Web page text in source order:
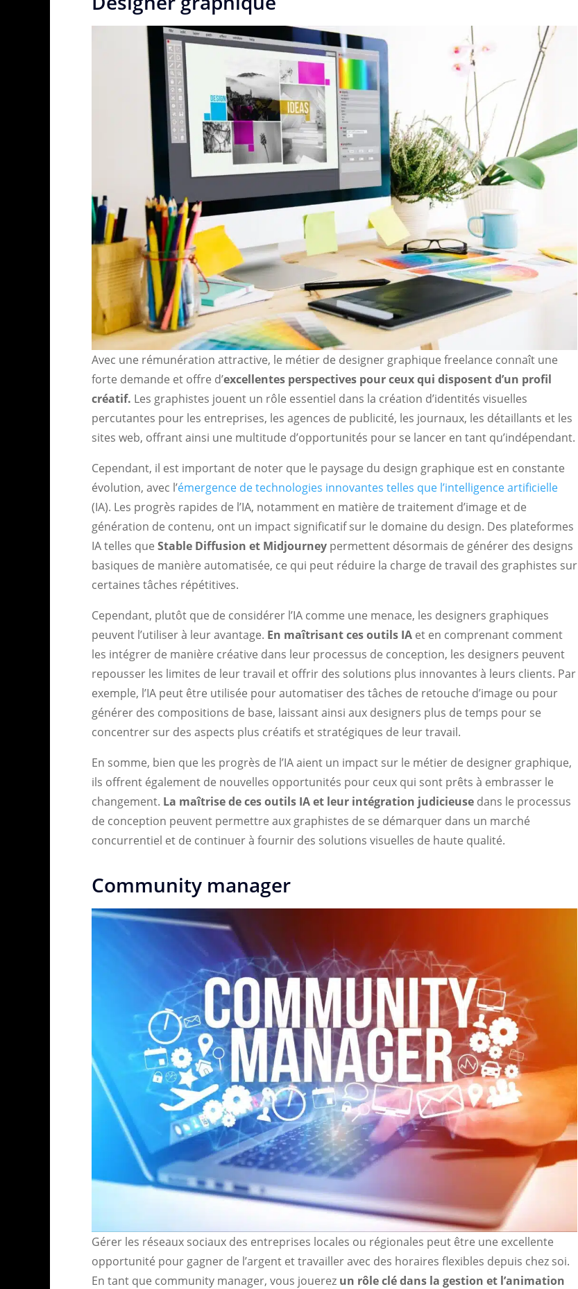
Avec une rémunération attractive, le métier de designer graphique freelance connaît une
forte demande et offre d’excellentes perspectives pour ceux qui disposent d’un profil
créatif. Les graphistes jouent un rôle essentiel dans la création d’identités visuelles
percutantes pour les entreprises, les agences de publicité, les journaux, les détaillants et les
sites web, offrant ainsi une multitude d’opportunités pour se lancer en tant qu’indépendant.
Cependant, il est important de noter que le paysage du design graphique est en constante
évolution, avec l’émergence de technologies innovantes telles que l’intelligence artificielle
(IA). Les progrès rapides de l’IA, notamment en matière de traitement d’image et de
génération de contenu, ont un impact significatif sur le domaine du design. Des plateformes
IA telles que Stable Diffusion et Midjourney permettent désormais de générer des designs
basiques de manière automatisée, ce qui peut réduire la charge de travail des graphistes sur
certaines tâches répétitives.
Cependant, plutôt que de considérer l’IA comme une menace, les designers graphiques
peuvent l’utiliser à leur avantage. En maîtrisant ces outils IA et en comprenant comment
les intégrer de manière créative dans leur processus de conception, les designers peuvent
repousser les limites de leur travail et offrir des solutions plus innovantes à leurs clients. Par
exemple, l’IA peut être utilisée pour automatiser des tâches de retouche d’image ou pour
générer des compositions de base, laissant ainsi aux designers plus de temps pour se
concentrer sur des aspects plus créatifs et stratégiques de leur travail.
En somme, bien que les progrès de l’IA aient un impact sur le métier de designer graphique,
ils offrent également de nouvelles opportunités pour ceux qui sont prêts à embrasser le
changement. La maîtrise de ces outils IA et leur intégration judicieuse dans le processus
de conception peuvent permettre aux graphistes de se démarquer dans un marché
concurrentiel et de continuer à fournir des solutions visuelles de haute qualité.
Community manager
Gérer les réseaux sociaux des entreprises locales ou régionales peut être une excellente
opportunité pour gagner de l’argent et travailler avec des horaires flexibles depuis chez soi.
En tant que community manager, vous jouerez un rôle clé dans la gestion et l’animation